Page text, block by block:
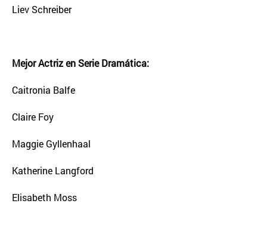
Liev Schreiber
Mejor Actriz en Serie Dramática:
Caitronia Balfe
Claire Foy
Maggie Gyllenhaal
Katherine Langford
Elisabeth Moss